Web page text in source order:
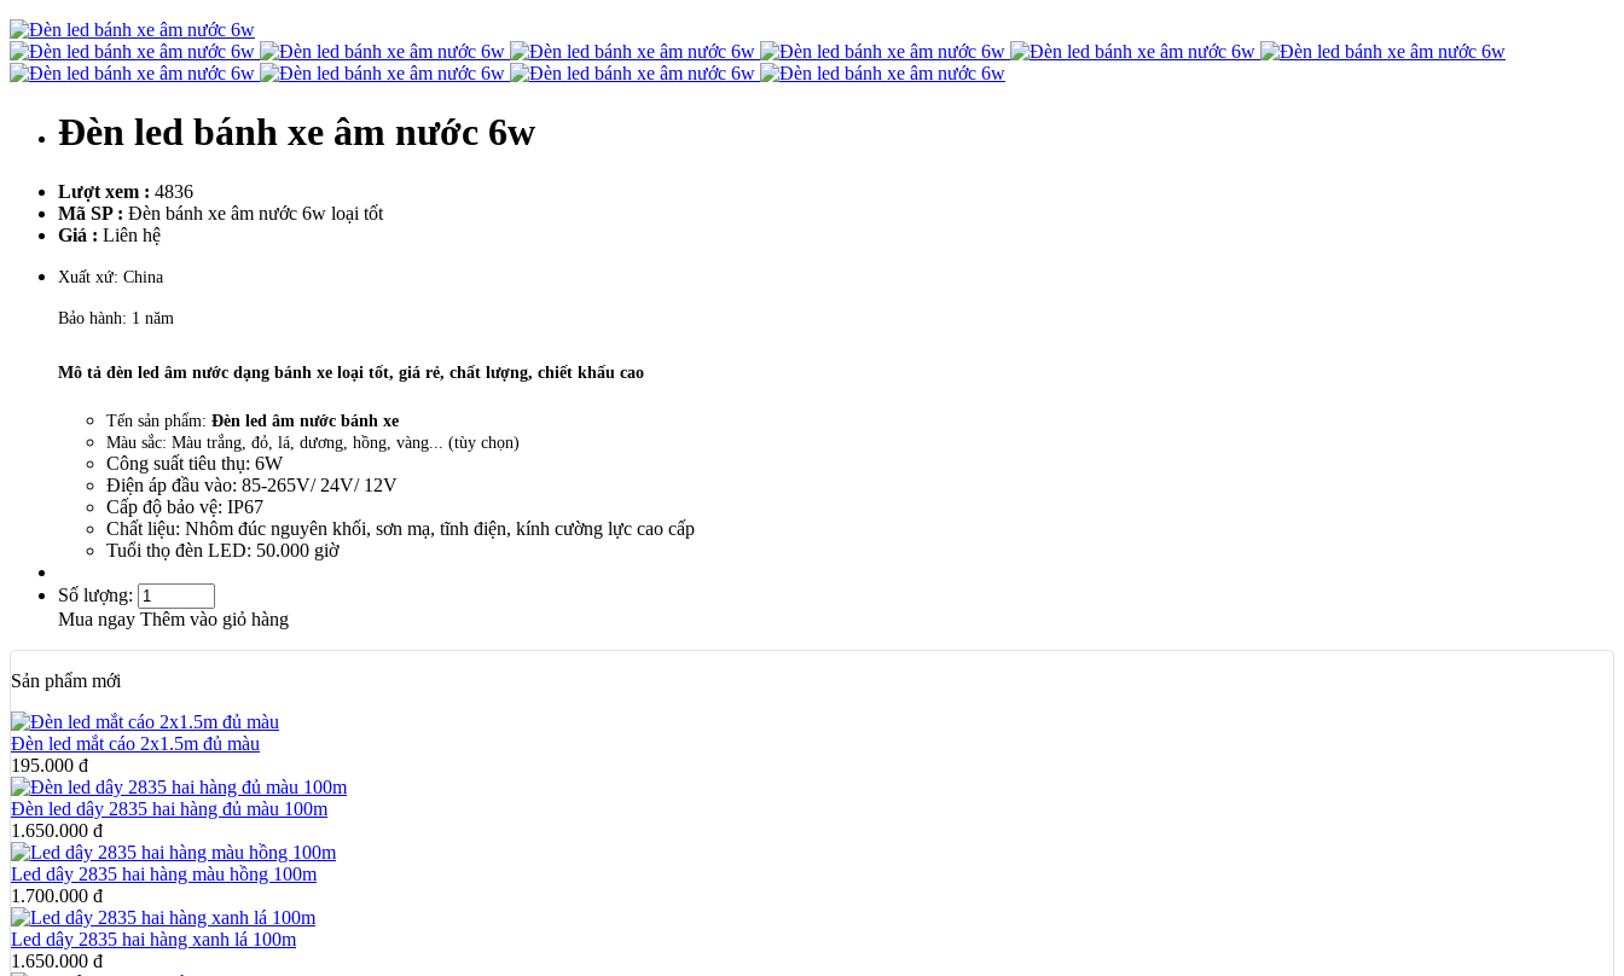
Đèn led bánh xe âm nước 6w
Lượt xem : 4836
Mã SP : Đèn bánh xe âm nước 6w loại tốt
Giá : Liên hệ
Xuất xứ: China
Bảo hành: 1 năm
Mô tả đèn led âm nước dạng bánh xe loại tốt, giá rẻ, chất lượng, chiết khấu cao
Tến sản phẩm: Đèn led âm nước bánh xe
Màu sắc: Màu trắng, đỏ, lá, dương, hồng, vàng... (tùy chọn)
Công suất tiêu thụ: 6W
Điện áp đầu vào: 85-265V/ 24V/ 12V
Cấp độ bảo vệ: IP67
Chất liệu: Nhôm đúc nguyên khối, sơn mạ, tĩnh điện, kính cường lực cao cấp
Tuổi thọ đèn LED: 50.000 giờ
Số lượng:
Mua ngay Thêm vào giỏ hàng
Sản phẩm mới
Đèn led mắt cáo 2x1.5m đủ màu
195.000 đ
Đèn led dây 2835 hai hàng đủ màu 100m
1.650.000 đ
Led dây 2835 hai hàng màu hồng 100m
1.700.000 đ
Led dây 2835 hai hàng xanh lá 100m
1.650.000 đ